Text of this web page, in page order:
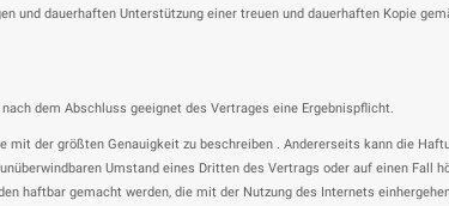
und dauerhaften Unterstützung einer treuen und dauerhaften Kopie
dem Abschluss geeignet des Vertrages eine Ergebnispflicht.
der größten Genauigkeit zu beschreiben . Andererseits kann die
Umstand eines Dritten des Vertrags oder auf einen Fall
haftbar gemacht werden, die mit der Nutzung des Internets